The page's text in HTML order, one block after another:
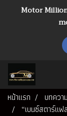
Motor
หน้าแรก บทคว
“เบนซ์สตาร์แ